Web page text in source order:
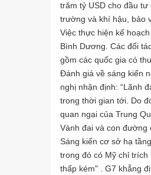
trăm tỷ USD cho đầu
trường và khí hậu, bảo
Việc thực hiện kế
Bình Dương. Các đối
gồm các quốc gia có
Đánh giá về sáng kiến
nghị nhận định: “Lãnh
trong thời gian tới. Do
quan ngại của Trung
Vành đai và con đường
Sáng kiến cơ sở hạ
trong đó có Mỹ chỉ
thấp kém" . G7 khẳng